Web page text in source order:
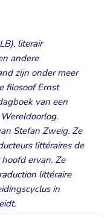
literair
andere
zijn onder meer
filosoof Ernst
van een
Stefan Zweig. Ze
littéraires de
ervan. Ze
littéraire
in